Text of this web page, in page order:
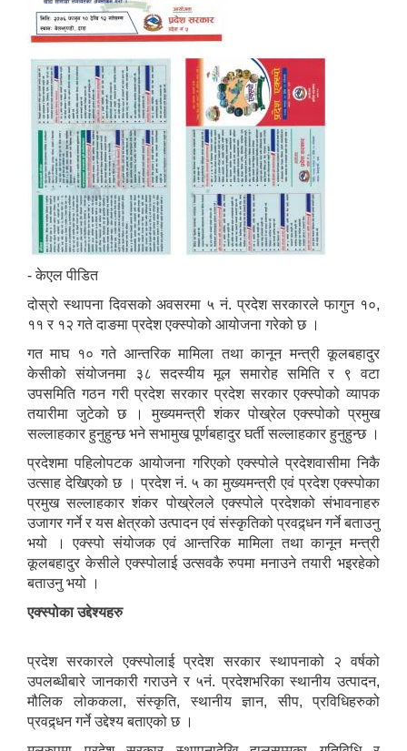
- केएल पीडित
दोस्रो स्थापना दिवसको अवसरमा ५ नं. प्रदेश सरकारले फागुन १०,
११ र १२ गते दाङमा प्रदेश एक्स्पोको आयोजना गरेको छ ।
गत माघ १० गते आन्तरिक मामिला तथा कानून मन्त्री कूलबहादुर
केसीको संयोजनमा ३८ सदस्यीय मूल समारोह समिति र ९ वटा
उपसमिति गठन गरी प्रदेश सरकार प्रदेश सरकार एक्स्पोको व्यापक
तयारीमा जुटेको छ । मुख्यमन्त्री शंकर पोख्रेल एक्स्पोको प्रमुख
सल्लाहकार हुनुहुन्छ भने सभामुख पूर्णबहादुर घर्ती सल्लाहकार हुनुहुन्छ ।
प्रदेशमा पहिलोपटक आयोजना गरिएको एक्स्पोले प्रदेशवासीमा निकै
उत्साह देखिएको छ । प्रदेश नं. ५ का मुख्यमन्त्री एवं प्रदेश एक्स्पोका
प्रमुख सल्लाहकार शंकर पोख्रेलले एक्स्पोले प्रदेशको संभावनाहरु
उजागर गर्ने र यस क्षेत्रको उत्पादन एवं संस्कृतिको प्रवद्र्धन गर्ने बताउनु
भयो । एक्स्पो संयोजक एवं आन्तरिक मामिला तथा कानून मन्त्री
कूलबहादुर केसीले एक्स्पोलाई उत्सवकै रुपमा मनाउने तयारी भइरहेको
बताउनु भयो ।
एक्स्पोका उद्देश्यहरु
प्रदेश सरकारले एक्स्पोलाई प्रदेश सरकार स्थापनाको २ वर्षको
उपलब्धीबारे जानकारी गराउने र ५नं. प्रदेशभरिका स्थानीय उत्पादन,
मौलिक लोककला, संस्कृति, स्थानीय ज्ञान, सीप, प्रविधिहरुको
प्रवद्र्धन गर्ने उद्देश्य बताएको छ ।